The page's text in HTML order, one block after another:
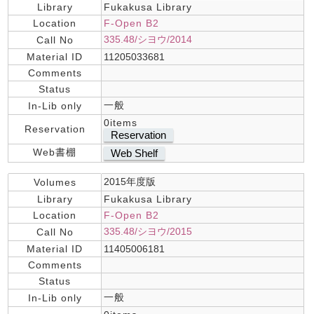
Library
Fukakusa Library
Location
F-Open B2
Call No
335.48/シヨウ/2014
Material ID
11205033681
Comments
Status
In-Lib only
一般
Reservation
0items
Reservation
Web書棚 Web Shelf
Volumes
2015年度版
Library
Fukakusa Library
Location
F-Open B2
Call No
335.48/シヨウ/2015
Material ID
11405006181
Comments
Status
In-Lib only
一般